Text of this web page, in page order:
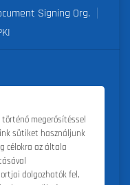
Signing Org.
2018, 2019, 2020, 2021,
történő megerősítéssel
sütiket használjunk
célokra az általa
dolgozhatók fel,